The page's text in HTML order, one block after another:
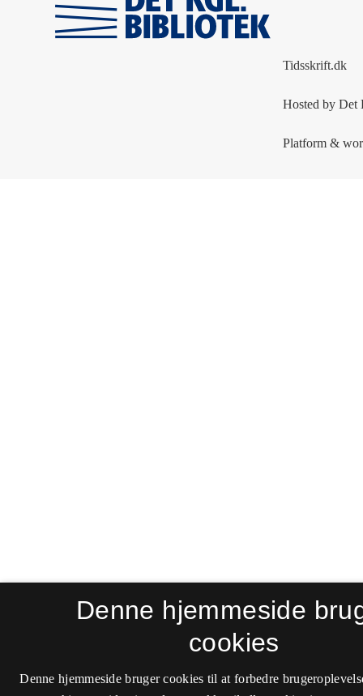
Denne hjemmeside
cookies
Denne hjemmeside bruger cookies til at forbedre